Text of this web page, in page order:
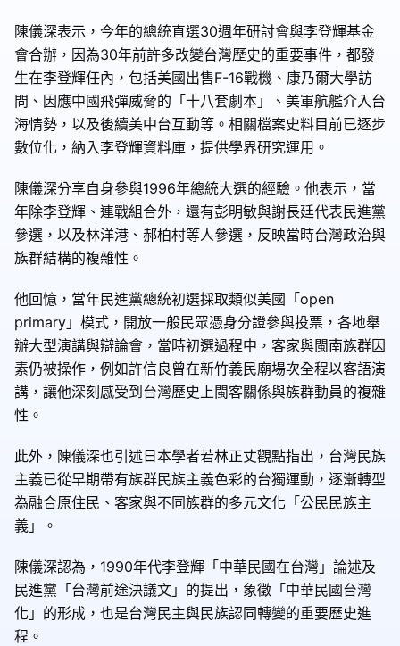
陳儀深表示，今年的總統直選30週年研討會與李登輝基金
會合辦，因為30年前許多改變台灣歷史的重要事件，都發
生在李登輝任內，包括美國出售F-16戰機、康乃爾大學訪
問、因應中國飛彈威脅的「十八套劇本」、美軍航艦介入台
海情勢，以及後續美中台互動等。相關檔案史料目前已逐步
數位化，納入李登輝資料庫，提供學界研究運用。
陳儀深分享自身參與1996年總統大選的經驗。他表示，當
年除李登輝、連戰組合外，還有彭明敏與謝長廷代表民進黨
參選，以及林洋港、郝柏村等人參選，反映當時台灣政治與
族群結構的複雜性。
他回憶，當年民進黨總統初選採取類似美國「open
primary」模式，開放一般民眾憑身分證參與投票，各地舉
辦大型演講與辯論會，當時初選過程中，客家與閩南族群因
素仍被操作，例如許信良曾在新竹義民廟場次全程以客語演
講，讓他深刻感受到台灣歷史上閩客關係與族群動員的複雜
性。
此外，陳儀深也引述日本學者若林正丈觀點指出，台灣民族
主義已從早期帶有族群民族主義色彩的台獨運動，逐漸轉型
為融合原住民、客家與不同族群的多元文化「公民民族主
義」。
陳儀深認為，1990年代李登輝「中華民國在台灣」論述及
民進黨「台灣前途決議文」的提出，象徵「中華民國台灣
化」的形成，也是台灣民主與民族認同轉變的重要歷史進
程。